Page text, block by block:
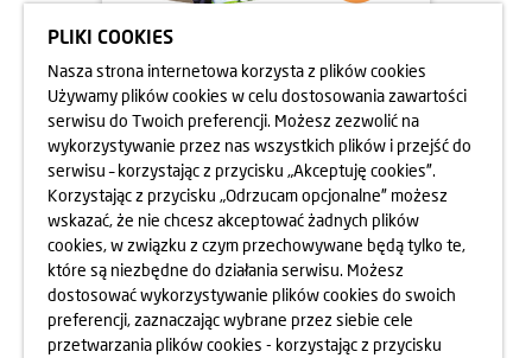
13.06.2025
UCZNIOWIE NA BUDOWIE
OSIEDLA RAPSODIA
dowiedz się więcej
PLIKI COOKIES
Nasza strona internetowa korzysta z plików cookies
Używamy plików cookies w celu dostosowania zawartości
serwisu do Twoich preferencji. Możesz zezwolić na
wykorzystywanie przez nas wszystkich plików i przejść do
serwisu – korzystając z przycisku „Akceptuję cookies”.
Korzystając z przycisku „Odrzucam opcjonalne” możesz
wskazać, że nie chcesz akceptować żadnych plików
cookies, w związku z czym przechowywane będą tylko te,
które są niezbędne do działania serwisu. Możesz
dostosować wykorzystywanie plików cookies do swoich
preferencji, zaznaczając wybrane przez siebie cele
przetwarzania plików cookies - korzystając z przycisku